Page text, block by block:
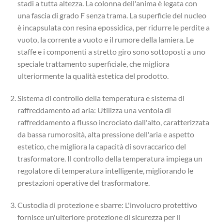
stadi a tutta altezza. La colonna dell'anima è legata con
una fascia di grado F senza trama. La superficie del nucleo
è incapsulata con resina epossidica, per ridurre le perdite a
vuoto, la corrente a vuoto e il rumore della lamiera. Le
staffe e i componenti a stretto giro sono sottoposti a uno
speciale trattamento superficiale, che migliora
ulteriormente la qualità estetica del prodotto.
Sistema di controllo della temperatura e sistema di
raffreddamento ad aria: Utilizza una ventola di
raffreddamento a flusso incrociato dall'alto, caratterizzata
da bassa rumorosità, alta pressione dell'aria e aspetto
estetico, che migliora la capacità di sovraccarico del
trasformatore. Il controllo della temperatura impiega un
regolatore di temperatura intelligente, migliorando le
prestazioni operative del trasformatore.
Custodia di protezione e sbarre: L'involucro protettivo
fornisce un'ulteriore protezione di sicurezza per il